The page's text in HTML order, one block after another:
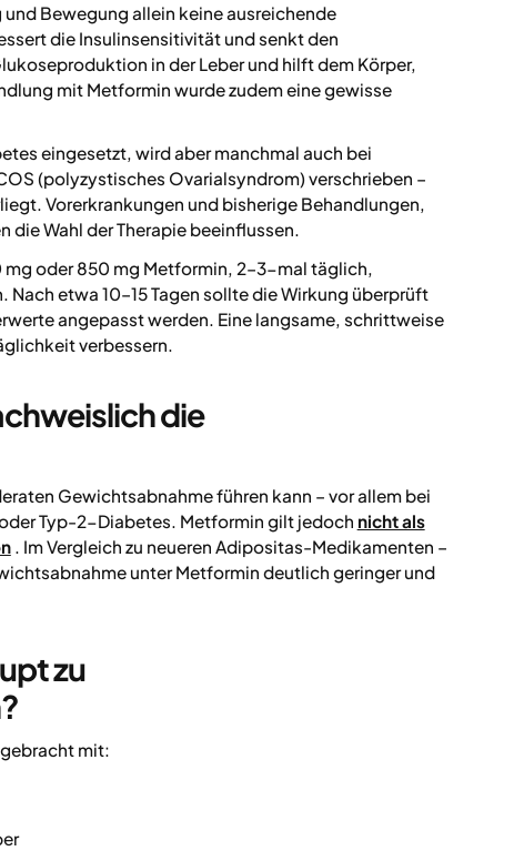
Bewegung allein keine ausreichende
die Insulinsensitivität und senkt den
in der Leber und hilft dem Körper,
mit Metformin wurde zudem eine gewisse
eingesetzt, wird aber manchmal auch bei
(polyzystisches Ovarialsyndrom) verschrieben –
Vorerkrankungen und bisherige Behandlungen,
die Wahl der Therapie beeinflussen.
oder 850 mg Metformin, 2–3-mal täglich,
etwa 10–15 Tagen sollte die Wirkung überprüft
angepasst werden. Eine langsame, schrittweise
verbessern.
die
Gewichtsabnahme führen kann – vor allem bei
Typ-2-Diabetes. Metformin gilt jedoch nicht als
. Im Vergleich zu neueren Adipositas-Medikamenten –
unter Metformin deutlich geringer und
zu
mit: